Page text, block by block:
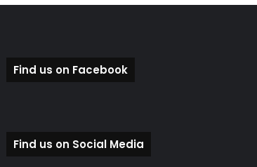
Find us on Facebook
Find us on Social Media